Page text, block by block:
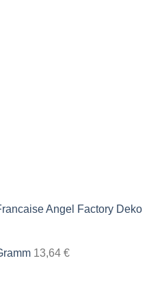
Angel Factory Deko
13,64 €